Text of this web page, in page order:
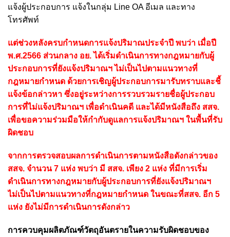
แจ้งผู้ประกอบการ แจ้งในกลุ่ม Line OA อีเมล และทาง
โทรศัพท์
แต่ช่วงหลังครบกำหนดการแจ้งปริมาณประจำปี พบว่า เมื่อปี
พ.ศ.2566 ส่วนกลาง อย. ได้เริ่มดำเนินการทางกฎหมายกับผู้
ประกอบการที่ยังแจ้งปริมาณฯ ไม่เป็นไปตามแนวทางที่
กฎหมายกำหนด ด้วยการเชิญผู้ประกอบการมารับทราบและชี้
แจ้งข้อกล่าวหา ซึ่งอยู่ระหว่างการรวบรวมรายชื่อผู้ประกอบ
การที่ไม่แจ้งปริมาณฯ เพื่อดำเนินคดี และได้มีหนังสือถึง สสจ.
เพื่อขอความร่วมมือให้กำกับดูแลการแจ้งปริมาณฯ ในพื้นที่รับ
ผิดชอบ
จากการตรวจสอบผลการดำเนินการตามหนังสือดังกล่าวของ
สสจ. จำนวน 7 แห่ง พบว่า มี สสจ. เพียง 2 แห่ง ที่มีการเริ่ม
ดำเนินการทางกฎหมายกับผู้ประกอบการที่ยังแจ้งปริมาณฯ
ไม่เป็นไปตามแนวทางที่กฎหมายกำหนด ในขณะที่สสจ. อีก 5
แห่ง ยังไม่มีการดำเนินการดังกล่าว
การควบคุมผลิตภัณฑ์วัตถุอันตรายในความรับผิดชอบของ